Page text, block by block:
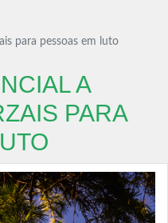
para pessoas em luto
A
PARA